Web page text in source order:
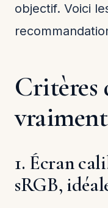
objectif. Voici
Critères
vraiment
1. Écran
sRGB,